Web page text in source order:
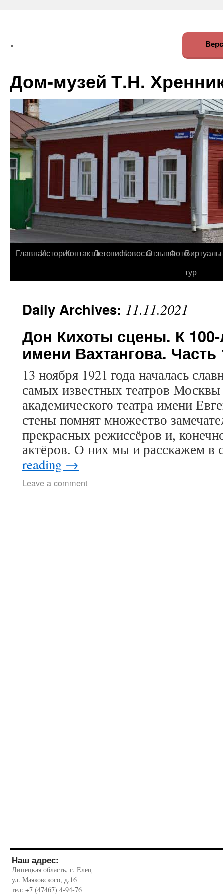
Дом-музей Т.Н.
ГлавнаяИсторияКонтактыЛетописьНовостиОтзывыФото
тур
Daily Archives: 11.11.2021
Дон Кихоты сцены. К 100-
имени Вахтангова. Часть
13 ноября 1921 года началась
самых известных театров
академического театра имени
стены помнят множество
прекрасных режиссёров и,
актёров. О них мы и расскажем
reading →
Leave a comment
Наш адрес:
Липецкая область, г. Елец
ул. Маяковского, д.16
тел: +7 (47467) 4-94-76